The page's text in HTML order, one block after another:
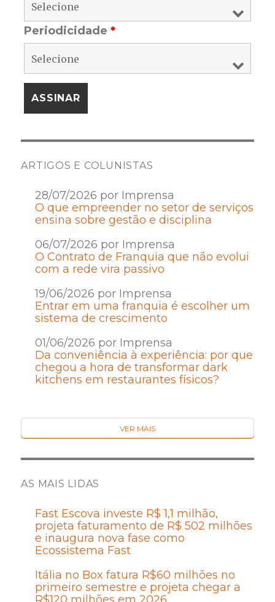
Periodicidade*
ARTIGOS E COLUNISTAS
28/07/2026 por Imprensa
O que empreender no setor de serviços
ensina sobre gestão e disciplina
06/07/2026 por Imprensa
O Contrato de Franquia que não evolui
com a rede vira passivo
19/06/2026 por Imprensa
Entrar em uma franquia é escolher um
sistema de crescimento
01/06/2026 por Imprensa
Da conveniência à experiência: por que
chegou a hora de transformar dark
kitchens em restaurantes físicos?
VER MAIS
AS MAIS LIDAS
Fast Escova investe R$ 1,1 milhão,
projeta faturamento de R$ 502 milhões
e inaugura nova fase como
Ecossistema Fast
Itália no Box fatura R$60 milhões no
primeiro semestre e projeta chegar a